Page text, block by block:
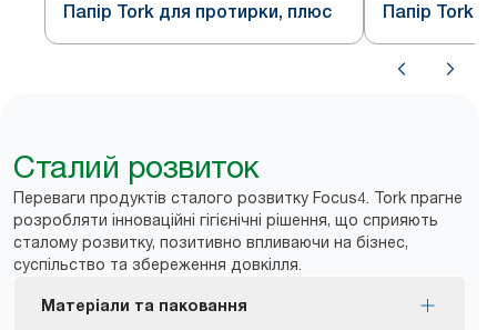
Папір Tork для протирки, плюс Папір Tork
Сталий розвиток
Переваги продуктів сталого розвитку Focus4. Tork прагне
розробляти інноваційні гігієнічні рішення, що сприяють
сталому розвитку, позитивно впливаючи на бізнес,
суспільство та збереження довкілля.
Матеріали та паковання